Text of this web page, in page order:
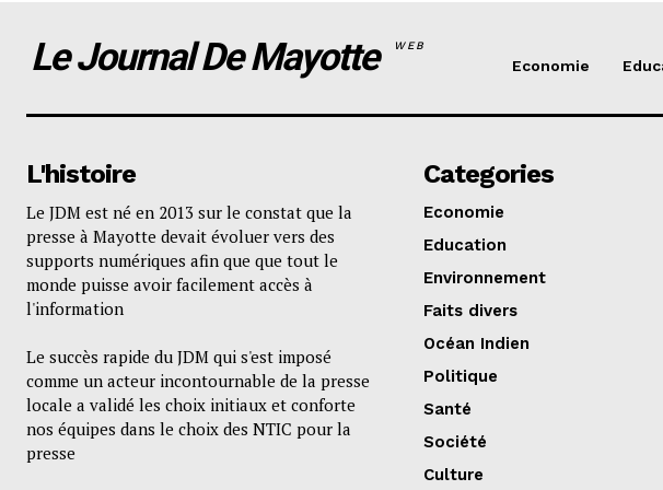
Le Journal De Mayotte WEB
Economie
L'histoire
Le JDM est né en 2013 sur le constat que la
presse à Mayotte devait évoluer vers des
supports numériques afin que que tout le
monde puisse avoir facilement accès à
l'information
Le succès rapide du JDM qui s'est imposé
comme un acteur incontournable de la presse
locale a validé les choix initiaux et conforte
nos équipes dans le choix des NTIC pour la
presse
Categories
Economie
Education
Environnement
Faits divers
Océan Indien
Politique
Santé
Société
Culture